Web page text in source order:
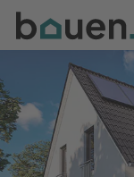
Bauen
Logo
Anmelden